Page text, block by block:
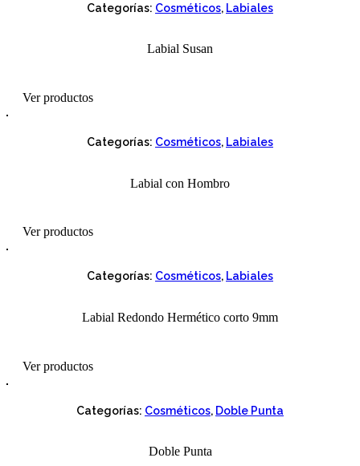
Categorías: Cosméticos, Labiales
Labial Susan
Ver productos
Categorías: Cosméticos, Labiales
Labial con Hombro
Ver productos
Categorías: Cosméticos, Labiales
Labial Redondo Hermético corto 9mm
Ver productos
Categorías: Cosméticos, Doble Punta
Doble Punta